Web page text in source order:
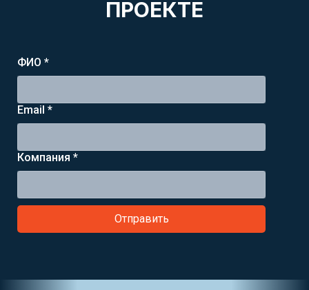
ПРОЕКТЕ
ФИО *
Email *
Компания *
Отправить